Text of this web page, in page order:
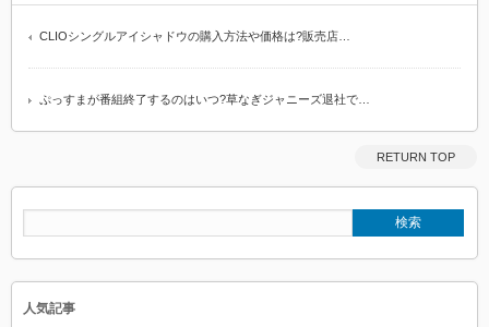
CLIOシングルアイシャドウの購入方法や価格は?販売店…
ぷっすまが番組終了するのはいつ?草なぎジャニーズ退社で…
RETURN TOP
人気記事